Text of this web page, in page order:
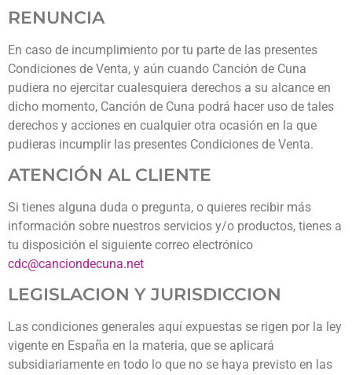
RENUNCIA
En caso de incumplimiento por tu parte de las presentes
Condiciones de Venta, y aún cuando Canción de Cuna
pudiera no ejercitar cualesquiera derechos a su alcance en
dicho momento, Canción de Cuna podrá hacer uso de tales
derechos y acciones en cualquier otra ocasión en la que
pudieras incumplir las presentes Condiciones de Venta.
ATENCIÓN AL CLIENTE
Si tienes alguna duda o pregunta, o quieres recibir más
información sobre nuestros servicios y/o productos, tienes a
tu disposición el siguiente correo electrónico
cdc@canciondecuna.net
LEGISLACION Y JURISDICCION
Las condiciones generales aquí expuestas se rigen por la ley
vigente en España en la materia, que se aplicará
subsidiariamente en todo lo que no se haya previsto en las